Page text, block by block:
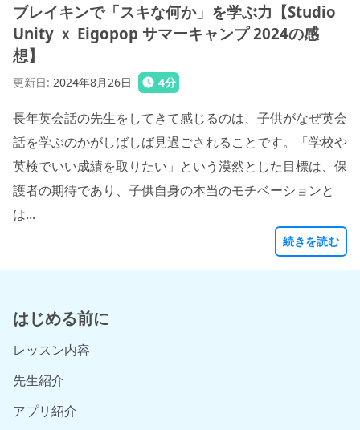
ブレイキンで「スキな何か」を学ぶ力【Studio
Unity ｘ Eigopop サマーキャンプ 2024の感
想】
更新日: 2024年8月26日 4分
長年英会話の先生をしてきて感じるのは、子供がなぜ英会
話を学ぶのかがしばしば見過ごされることです。「学校や
英検でいい成績を取りたい」という漠然とした目標は、保
護者の期待であり、子供自身の本当のモチベーションと
は...
続きを読む
はじめる前に
レッスン内容
先生紹介
アプリ紹介